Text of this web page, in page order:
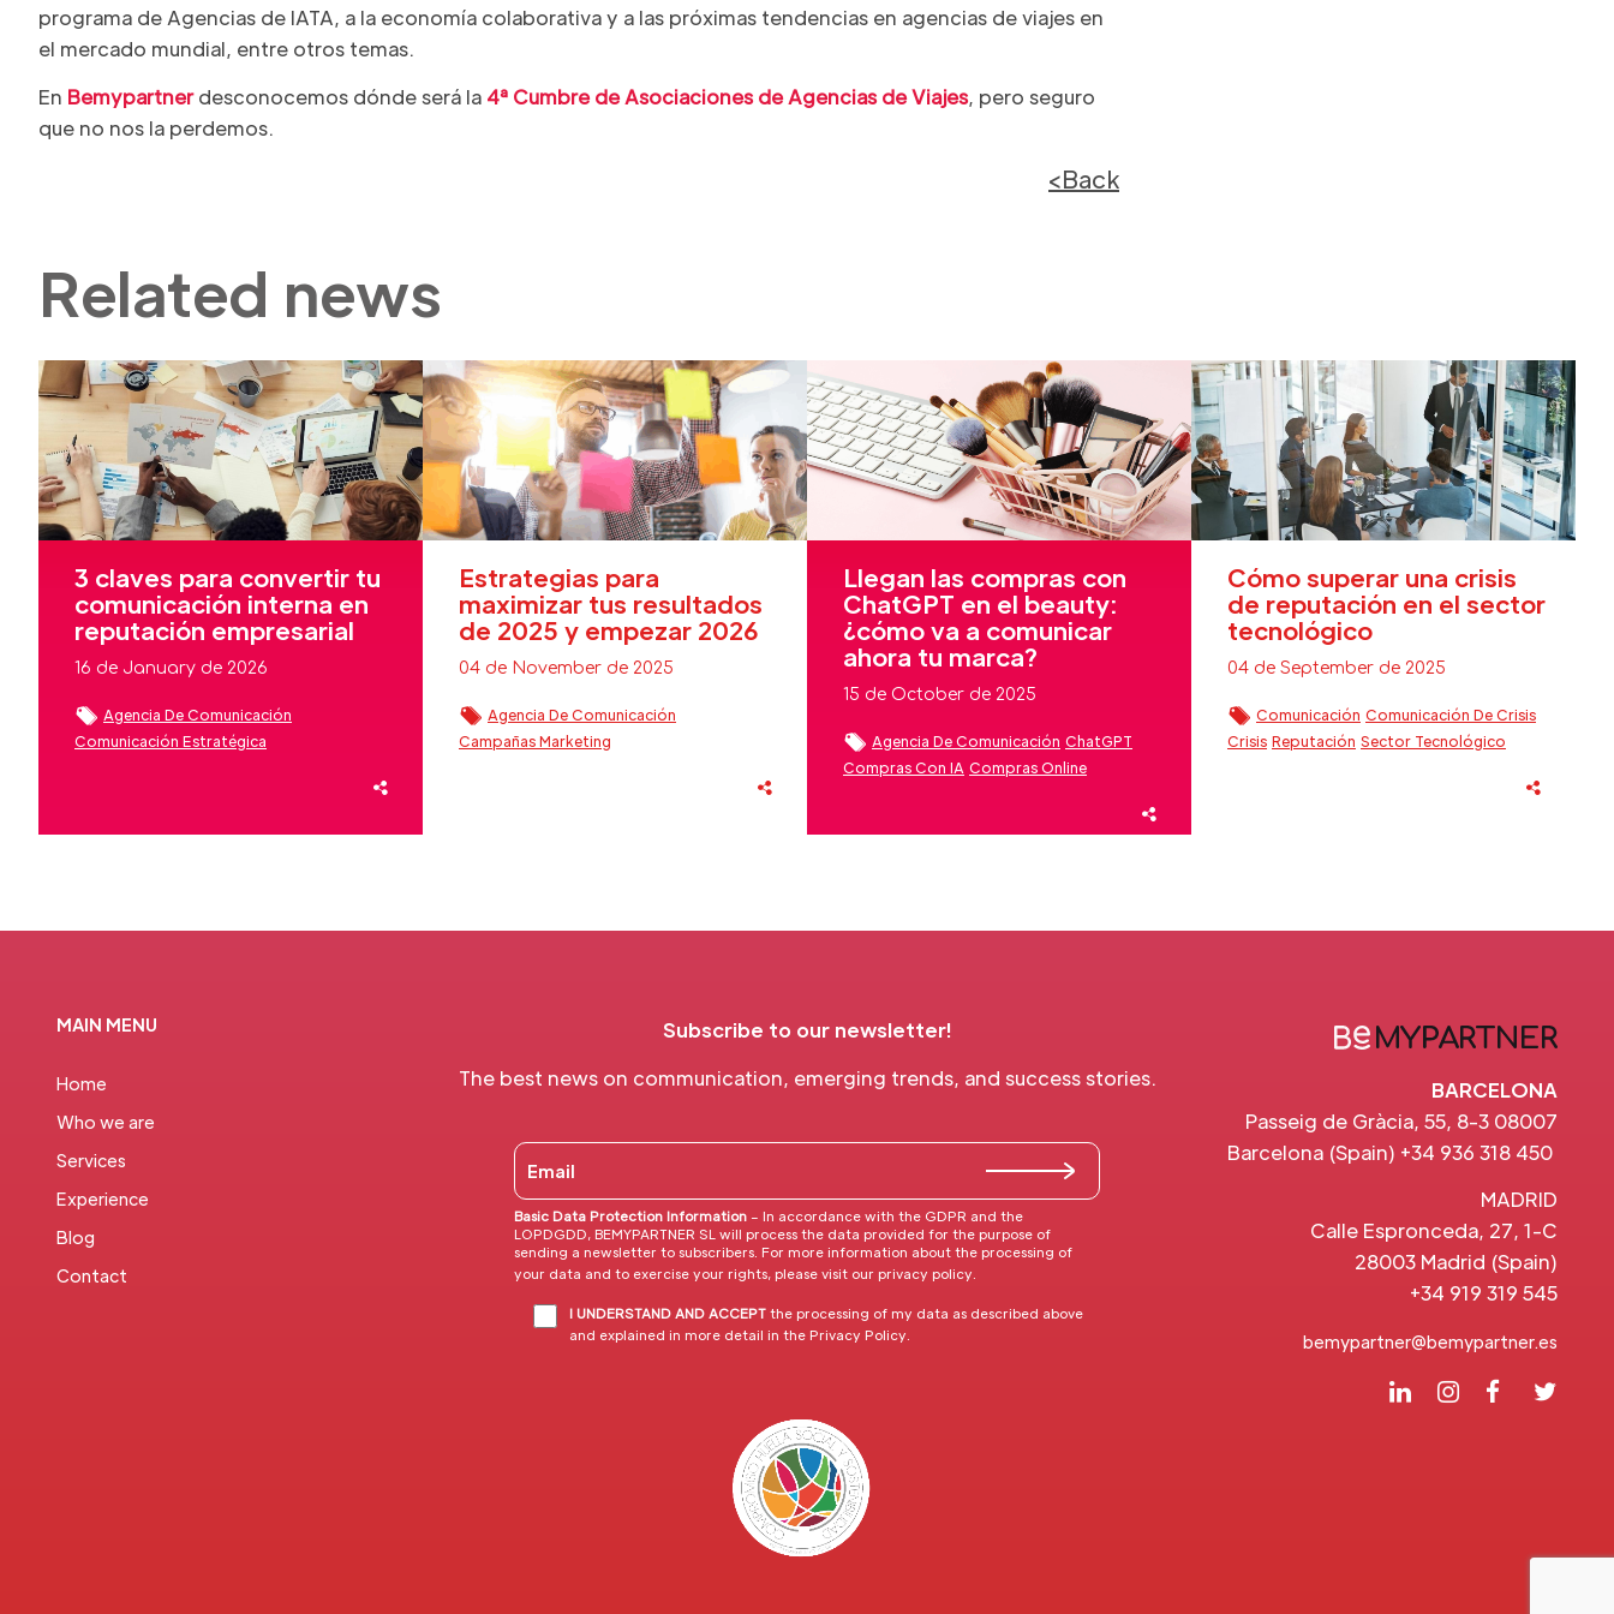
programa de Agencias de IATA, a la economía colaborativa y a las próximas tendencias en agencias de viajes en
el mercado mundial, entre otros temas.
En Bemypartnerdesconocemos dónde será la 4ª Cumbre de Asociaciones de Agencias de Viajes, pero seguro
que no nos la perdemos.
<Back
Related news
3 claves para convertir tu
comunicación interna en
reputación empresarial
16 de January de 2026
Agencia De Comunicación
Comunicación Estratégica
Estrategias para
maximizar tus resultados
de 2025 y empezar 2026
04 de November de 2025
Agencia De Comunicación
Campañas Marketing
Llegan las compras con
ChatGPT en el beauty:
¿cómo va a comunicar
ahora tu marca?
15 de October de 2025
Agencia De Comunicación ChatGPT
Compras Con IA Compras Online
Cómo superar una crisis
de reputación en el sector
tecnológico
04 de September de 2025
Comunicación Comunicación De Crisis
Crisis Reputación Sector Tecnológico
MAIN MENU
Home
Who we are
Services
Experience
Blog
Contact
Subscribe to our newsletter!
The best news on communication, emerging trends, and success stories.
Basic Data Protection Information – In accordance with the GDPR and the
LOPDGDD, BEMYPARTNER SL will process the data provided for the purpose of
sending a newsletter to subscribers. For more information about the processing of
your data and to exercise your rights, please visit our privacy policy
I UNDERSTAND AND ACCEPT the processing of my data as described above
and explained in more detail in the Privacy Policy
BARCELONA
Passeig de Gràcia, 55, 8-3 08007
Barcelona (Spain) +34 936 318 450
MADRID
Calle Espronceda, 27, 1-C
28003 Madrid (Spain)
+34 919 319 545
bemypartner@bemypartner.es